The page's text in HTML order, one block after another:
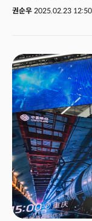
미국 진출이 막힌 상황
기반으로, 샤오미는 더
샤오미 15 울트라를 공
전략을 통해 글로벌 경
프리미엄 시장의 경계를
혁신’을 동시에 선사할
MWC에서 자사의 최신
차세대 모바일 기술을
패러다임을 제시할 뿐
기여할 것으로 보인다.
권순우 2025.02.23